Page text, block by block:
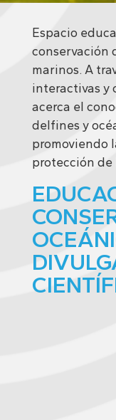
Espacio
conservación
marinos. A
interactivas y
acerca el
delfines y
promoviendo
protección de